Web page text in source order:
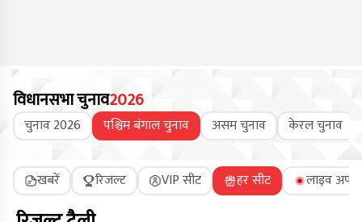
विधानसभा चुनाव2026
चुनाव 2026 पश्चिम बंगाल चुनाव असम चुनाव केरल चुनाव
खबरें रिजल्ट VIP सीट हर सीट लाइव